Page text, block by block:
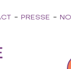
PRESSE